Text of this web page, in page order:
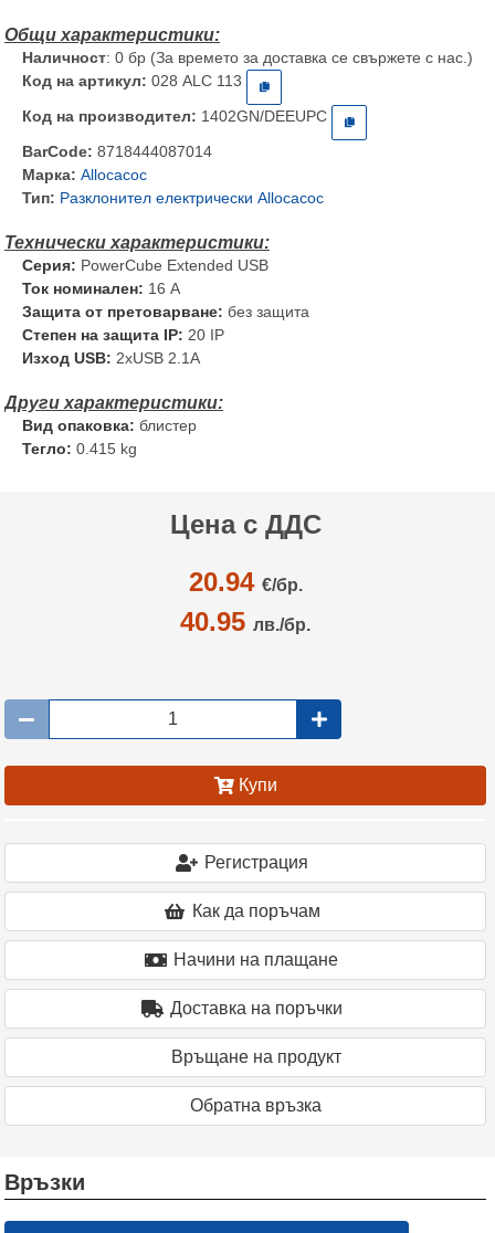
Наличност: 0 бр (За времето за доставка се свържете с нас.)
Код на артикул: 028 ALC 113
Код на производител: 1402GN/DEEUPC
BarCode: 8718444087014
Марка: Allocacoc
Тип: Разклонител електрически Allocacoc
Серия: PowerCube Extended USB
Ток номинален: 16 A
Защита от претоварване: без защита
Степен на защита IP: 20 IP
Изход USB: 2хUSB 2.1A
Вид опаковка: блистер
Тегло: 0.415 kg
Цена с ДДС
20.94 €/бр.
40.95 лв./бр.
Купи
Регистрация
Как да поръчам
Начини на плащане
Доставка на поръчки
Връщане на продукт
Oбратна връзка
Връзки